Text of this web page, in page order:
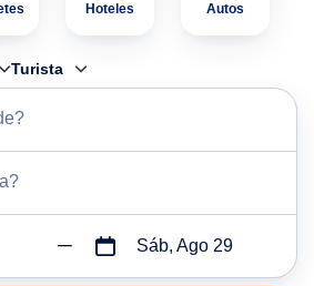
Hoteles Autos
Turista
Sáb, Ago 29